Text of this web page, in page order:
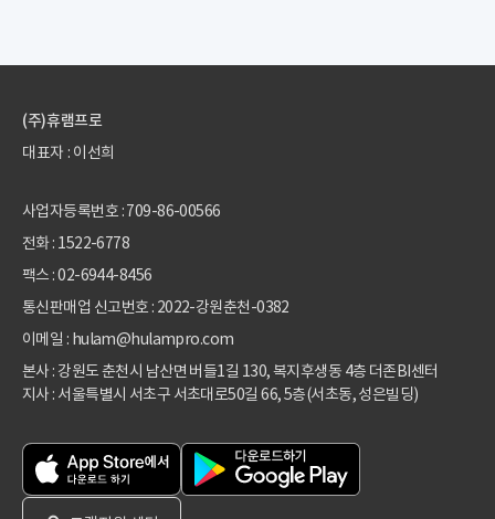
(주)휴램프로
대표자 : 이선희
사업자등록번호 : 709-86-00566
전화 : 1522-6778
팩스 : 02-6944-8456
통신판매업 신고번호 : 2022-강원춘천-0382
이메일 : hulam@hulampro.com
본사 : 강원도 춘천시 남산면 버들1길 130, 복지후생동 4층 더존BI센터
지사 : 서울특별시 서초구 서초대로50길 66, 5층(서초동, 성은빌딩)